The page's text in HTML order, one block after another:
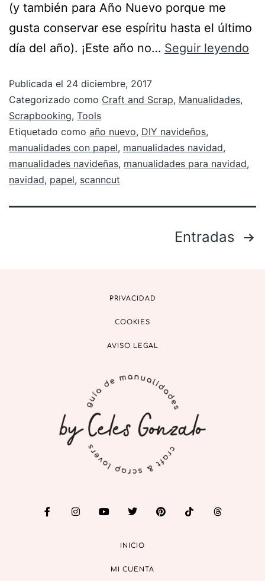
(y también para Año Nuevo porque me
gusta conservar ese espíritu hasta el último
día del año). ¡Este año no… Seguir leyendo
Publicada el 24 diciembre, 2017
Categorizado como Craft and Scrap, Manualidades,
Scrapbooking, Tools
Etiquetado como año nuevo, DIY navideños,
manualidades con papel, manualidades navidad,
manualidades navideñas, manualidades para navidad,
navidad, papel, scanncut
Entradas
PRIVACIDAD
COOKIES
AVISO LEGAL
INICIO
MI CUENTA